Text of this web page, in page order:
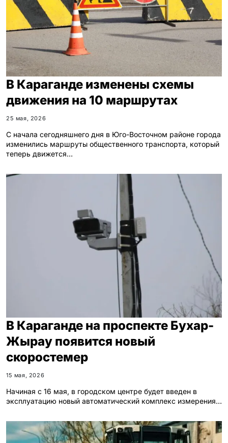
В Караганде изменены схемы
движения на 10 маршрутах
25 мая, 2026
С начала сегодняшнего дня в Юго-Восточном районе города
изменились маршруты общественного транспорта, который
теперь движется…
В Караганде на проспекте Бухар-
Жырау появится новый
скоростемер
15 мая, 2026
Начиная с 16 мая, в городском центре будет введен в
эксплуатацию новый автоматический комплекс измерения…